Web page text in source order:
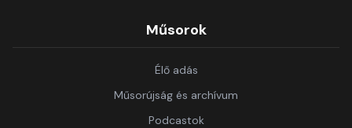
Műsorok
Élő adás
Műsorújság és archívum
Podcastok